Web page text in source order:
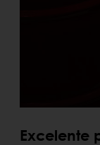
Excelente